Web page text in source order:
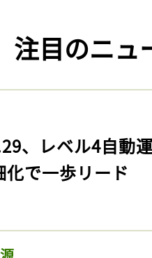
注目のニュ
、レベル4自動
化で一歩リード